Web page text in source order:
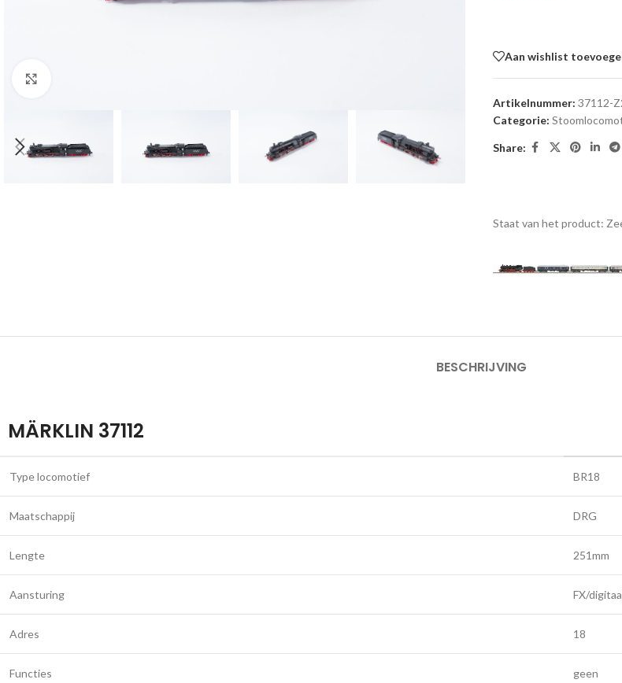
Aan wishlist
Artikelnummer: 37112-
Categorie:
Share:
Staat van het product:
BESCHRIJVING
MÄRKLIN 37112
Type locomotief BR18
Maatschappij DRG
Lengte 251mm
Aansturing FX/
Adres 18
Functies geen